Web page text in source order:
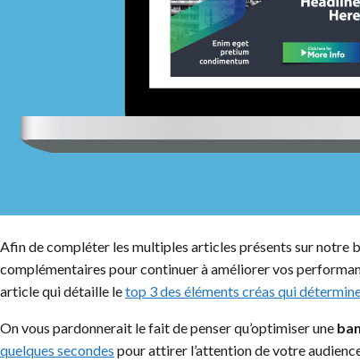
Afin de compléter les multiples articles présents sur notre
complémentaires pour continuer à améliorer vos
article qui détaille letop 3 des éléments créas qui
On vous pardonnerait le fait de penser qu’optimiser une
quelques secondes pour attirer l’attention de votre